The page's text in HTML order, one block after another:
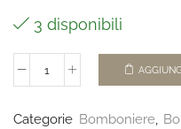
3 disponibili
Categorie Bomboniere